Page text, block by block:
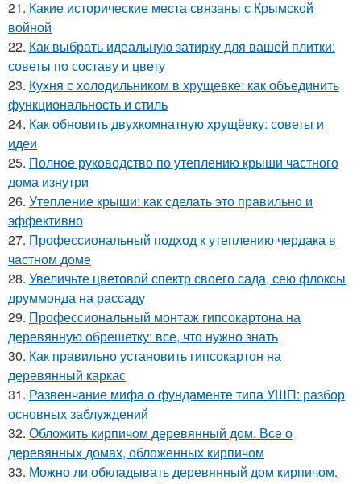
21. Какие исторические места связаны с Крымской
войной
22. Как выбрать идеальную затирку для вашей плитки:
советы по составу и цвету
23. Кухня с холодильником в хрущевке: как объединить
функциональность и стиль
24. Как обновить двухкомнатную хрущёвку: советы и
идеи
25. Полное руководство по утеплению крыши частного
дома изнутри
26. Утепление крыши: как сделать это правильно и
эффективно
27. Профессиональный подход к утеплению чердака в
частном доме
28. Увеличьте цветовой спектр своего сада, сею флоксы
друммонда на рассаду
29. Профессиональный монтаж гипсокартона на
деревянную обрешетку: все, что нужно знать
30. Как правильно установить гипсокартон на
деревянный каркас
31. Развенчание мифа о фундаменте типа УШП: разбор
основных заблуждений
32. Обложить кирпичом деревянный дом. Все о
деревянных домах, обложенных кирпичом
33. Можно ли обкладывать деревянный дом кирпичом.